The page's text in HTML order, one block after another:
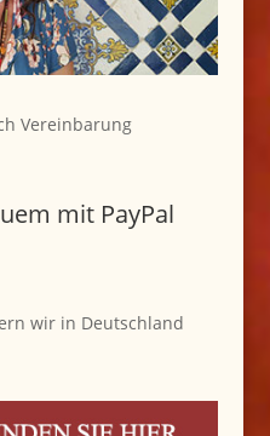
Vereinbarung
mit PayPal
wir in Deutschland